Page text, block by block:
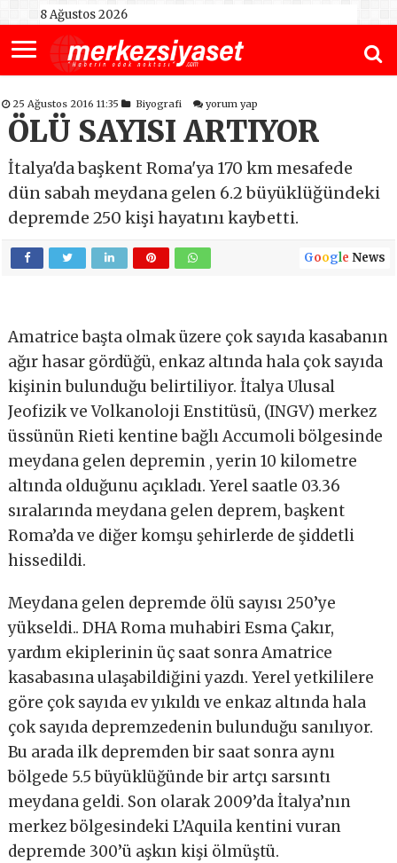
8 Ağustos 2026
25 Ağustos 2016 11:35 Biyografi yorum yap
ÖLÜ SAYISI ARTIYOR
İtalya'da başkent Roma'ya 170 km mesafede
dün sabah meydana gelen 6.2 büyüklüğündeki
depremde 250 kişi hayatını kaybetti.
Google News
Amatrice başta olmak üzere çok sayıda kasabanın
ağır hasar gördüğü, enkaz altında hala çok sayıda
kişinin bulunduğu belirtiliyor. İtalya Ulusal
Jeofizik ve Volkanoloji Enstitüsü, (INGV) merkez
üssünün Rieti kentine bağlı Accumoli bölgesinde
meydana gelen depremin , yerin 10 kilometre
altında olduğunu açıkladı. Yerel saatle 03.36
sıralarında meydana gelen deprem, başkent
Roma’da ve diğer komşu şehirlerde de şiddetli
hissedildi.
Meydana gelen depremde ölü sayısı 250’ye
yükseldi.. DHA Roma muhabiri Esma Çakır,
yardım ekiplerinin üç saat sonra Amatrice
kasabasına ulaşabildiğini yazdı. Yerel yetkililere
göre çok sayıda ev yıkıldı ve enkaz altında hala
çok sayıda depremzedenin bulunduğu sanılıyor.
Bu arada ilk depremden bir saat sonra aynı
bölgede 5.5 büyüklüğünde bir artçı sarsıntı
meydana geldi. Son olarak 2009’da İtalya’nın
merkez bölgesindeki L’Aquila kentini vuran
depremde 300’ü aşkın kişi ölmüştü.